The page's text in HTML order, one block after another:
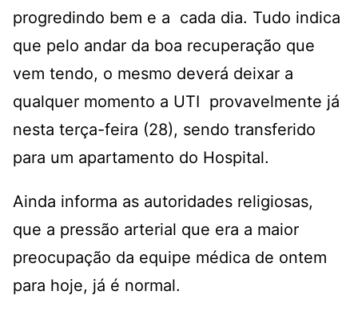
progredindo bem e a cada dia. Tudo indica
que pelo andar da boa recuperação que
vem tendo, o mesmo deverá deixar a
qualquer momento a UTI provavelmente já
nesta terça-feira (28), sendo transferido
para um apartamento do Hospital.
Ainda informa as autoridades religiosas,
que a pressão arterial que era a maior
preocupação da equipe médica de ontem
para hoje, já é normal.